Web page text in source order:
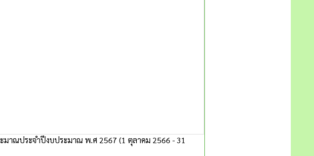
มาณประจำปีงบประมาณ พ.ศ 2567 (1 ตุลาคม 2566 - 31